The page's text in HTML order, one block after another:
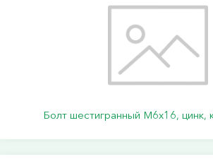
Болт шестигранный М6х16, цинк,